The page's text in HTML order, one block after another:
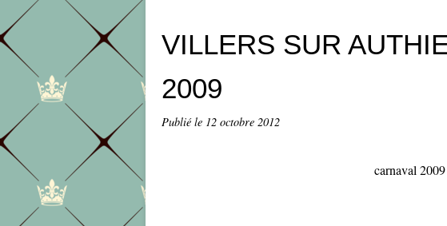
VILLERS SUR
2009
Publié le 12 octobre 2012
carnaval 2009